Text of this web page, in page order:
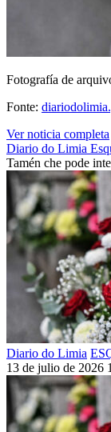
Fotografía de
Fonte:
Ver noticia completa
Diario do Limia
Tamén che pode
Diario do Limia
13 de julio de 2026